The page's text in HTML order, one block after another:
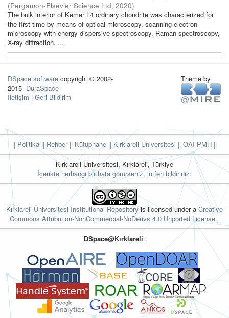
(Pergamon-Elsevier Science Ltd, 2020)
The bulk interior of Kemer L4 ordinary chondrite was characterized for
the first time by means of optical microscopy, scanning electron
microscopy with energy dispersive spectroscopy, Raman spectroscopy,
X-ray diffraction, ...
DSpace software copyright © 2002-
2015 DuraSpace
İletişim | Geri Bildirim
Theme by
|| Politika|| Rehber|| Kütüphane || Kırklareli Üniversitesi || OAI-PMH ||
Kırklareli Üniversitesi, Kırklareli, Türkiye
İçerikte herhangi bir hata görürseniz, lütfen bildiriniz:
Kırklareli Üniversitesi Institutional Repositoryis licensed under a Creative
Commons Attribution-NonCommercial-NoDerivs 4.0 Unported License..
DSpace@Kırklareli: